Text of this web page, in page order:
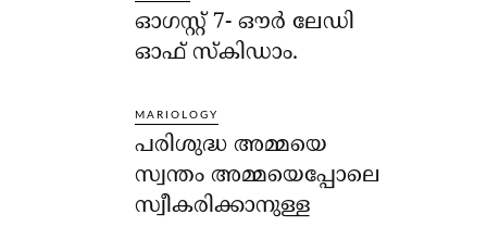
ഓഗസ്റ്റ് 7- ഔര്‍ ലേഡി
ഓഫ് സ്‌കിഡാം.
MARIOLOGY
പരിശുദ്ധ അമ്മയെ
സ്വന്തം അമ്മയെപ്പോലെ
സ്വീകരിക്കാനുള്ള